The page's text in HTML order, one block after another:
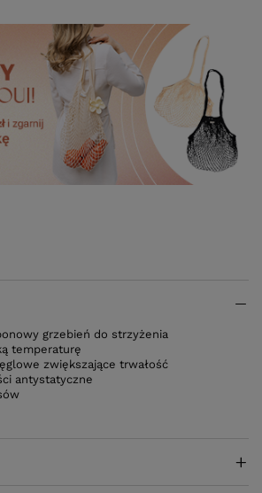
grzebień do strzyżenia
temperaturę
zwiększające trwałość
antystatyczne